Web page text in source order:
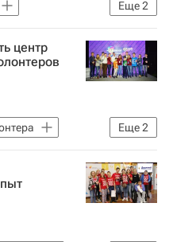
Еще2
центр
Еще2
волонтера